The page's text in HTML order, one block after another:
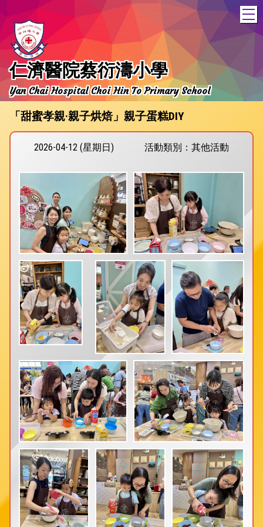
仁濟醫院蔡衍濤小學
Yan Chai Hospital Choi Hin To Primary School
「甜蜜孝親·親子烘焙」親子蛋糕DIY
2026-04-12 (星期日) 活動類別：其他活動